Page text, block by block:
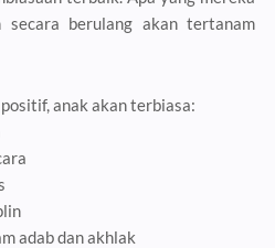
secara berulang akan tertanam
anak akan terbiasa:
adab dan akhlak